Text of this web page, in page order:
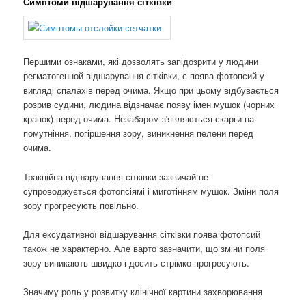
Першими ознаками, які дозволять запідозрити у людини
регматогенной відшарування сітківки, є поява фотопсий у
вигляді спалахів перед очима. Якщо при цьому відбувається
розрив судини, людина відзначає появу імен мушок (чорних
крапок) перед очима. Незабаром з'являються скарги на
помутніння, погіршення зору, виникнення пелени перед
очима.
Тракційна відшарування сітківки зазвичай не
супроводжується фотопсіямі і миготінням мушок. Зміни поля
зору прогресують повільно.
Для ексудативної відшарування сітківки поява фотопсий
також не характерно. Але варто зазначити, що зміни поля
зору виникають швидко і досить стрімко прогресують.
Значиму роль у розвитку клінічної картини захворювання